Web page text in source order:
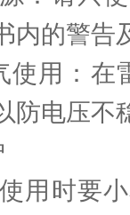
内的警告
用：在
防电压不
时要小